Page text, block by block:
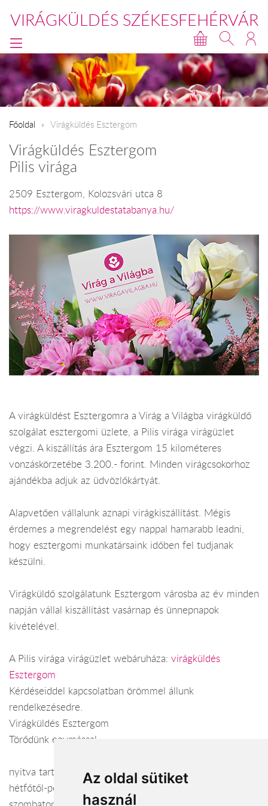
Az oldal sütiket
használ
VIRÁGKÜLDÉS SZÉKESFEHÉRVÁR
Főoldal Virágküldés Esztergom
Virágküldés Esztergom
Pilis virága
2509 Esztergom, Kolozsvári utca 8
https://www.viragkuldestatabanya.hu/
A virágküldést Esztergomra a Virág a Világba virágküldő
szolgálat esztergomi üzlete, a Pilis virága virágüzlet
végzi. A kiszállítás ára Esztergom 15 kilométeres
vonzáskörzetébe 3.200.- forint. Minden virágcsokorhoz
ajándékba adjuk az üdvözlőkártyát.
Alapvetően vállalunk aznapi virágkiszállítást. Mégis
érdemes a megrendelést egy nappal hamarabb leadni,
hogy esztergomi munkatársaink időben fel tudjanak
készülni.
Virágküldő szolgálatunk Esztergom városba az év minden
napján vállal kiszállítást vasárnap és ünnepnapok
kivételével.
A Pilis virága virágüzlet webáruháza: virágküldés
Esztergom
Kérdéseiddel kapcsolatban örömmel állunk
rendelkezésedre.
Virágküldés Esztergom
Törődünk egymással
nyitva tartás:
hétfőtől-péntekig: 8:00 - 18:00